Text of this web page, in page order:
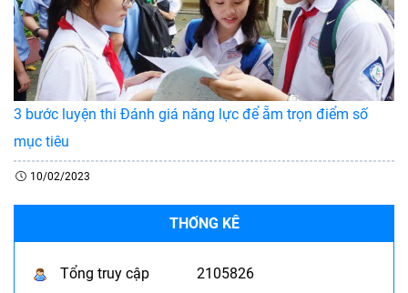
3 bước luyện thi Đánh giá năng lực để ẵm trọn điểm số
mục tiêu
10/02/2023
THỐNG KÊ
Tổng truy cập
2105826